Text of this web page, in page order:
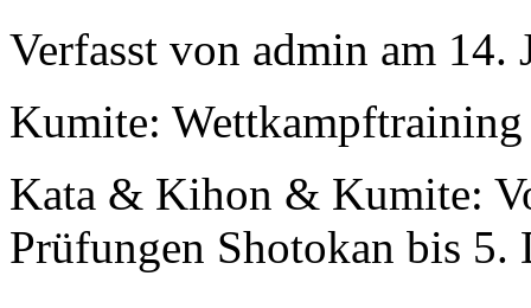
Verfasst von admin am 14.
Kumite:
Kata & Kihon & Kumite:
Prüfungen Shotokan bis 5.